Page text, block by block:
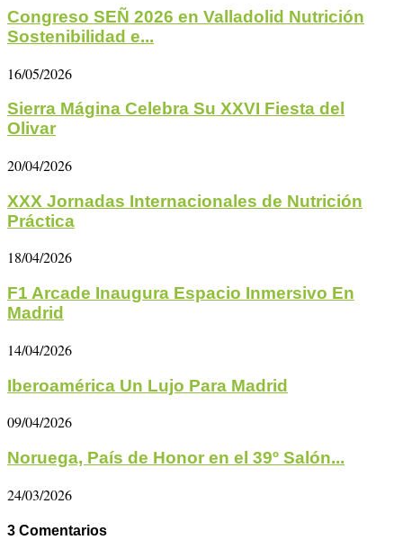
Congreso SEÑ 2026 en Valladolid Nutrición
Sostenibilidad e...
16/05/2026
Sierra Mágina Celebra Su XXVI Fiesta del
Olivar
20/04/2026
XXX Jornadas Internacionales de Nutrición
Práctica
18/04/2026
F1 Arcade Inaugura Espacio Inmersivo En
Madrid
14/04/2026
Iberoamérica Un Lujo Para Madrid
09/04/2026
Noruega, País de Honor en el 39º Salón...
24/03/2026
3 Comentarios